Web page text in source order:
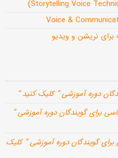
نریشن و ویدیو
دوره آموزشی ” کلیک کنید “
برای گویندگان دوره آموزشی ”
گویندگان دوره آموزشی ” کلیک